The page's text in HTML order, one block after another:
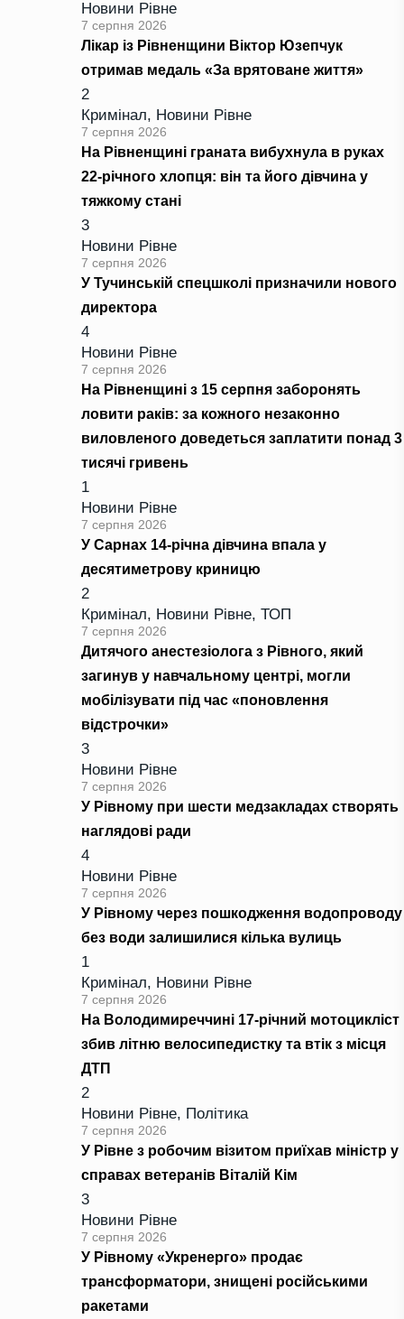
Новини Рівне
7 серпня 2026
Лікар із Рівненщини Віктор Юзепчук
отримав медаль «За врятоване життя»
2
Кримінал, Новини Рівне
7 серпня 2026
На Рівненщині граната вибухнула в руках
22-річного хлопця: він та його дівчина у
тяжкому стані
3
Новини Рівне
7 серпня 2026
У Тучинській спецшколі призначили нового
директора
4
Новини Рівне
7 серпня 2026
На Рівненщині з 15 серпня заборонять
ловити раків: за кожного незаконно
виловленого доведеться заплатити понад 3
тисячі гривень
1
Новини Рівне
7 серпня 2026
У Сарнах 14-річна дівчина впала у
десятиметрову криницю
2
Кримінал, Новини Рівне, ТОП
7 серпня 2026
Дитячого анестезіолога з Рівного, який
загинув у навчальному центрі, могли
мобілізувати під час «поновлення
відстрочки»
3
Новини Рівне
7 серпня 2026
У Рівному при шести медзакладах створять
наглядові ради
4
Новини Рівне
7 серпня 2026
У Рівному через пошкодження водопроводу
без води залишилися кілька вулиць
1
Кримінал, Новини Рівне
7 серпня 2026
На Володимиреччині 17-річний мотоцикліст
збив літню велосипедистку та втік з місця
ДТП
2
Новини Рівне, Політика
7 серпня 2026
У Рівне з робочим візитом приїхав міністр у
справах ветеранів Віталій Кім
3
Новини Рівне
7 серпня 2026
У Рівному «Укренерго» продає
трансформатори, знищені російськими
ракетами